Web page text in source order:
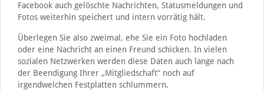
Facebook auch gelöschte Nachrichten, Statusmeldungen und
Fotos weiterhin speichert und intern vorrätig hält.
Überlegen Sie also zweimal, ehe Sie ein Foto hochladen
oder eine Nachricht an einen Freund schicken. In vielen
sozialen Netzwerken werden diese Daten auch lange nach
der Beendigung Ihrer „Mitgliedschaft“ noch auf
irgendwelchen Festplatten schlummern.